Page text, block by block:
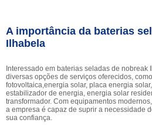
A importância da baterias
Ilhabela
Interessado em baterias seladas de nobreak
diversas opções de serviços oferecidos,
fotovoltaica,energia solar, placa energia
estabilizador de energia, energia solar
transformador. Com equipamentos
a empresa é capaz de suprir a necessidade
sua confiança.